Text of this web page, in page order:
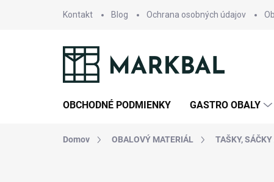
Kontakt Blog Ochrana osobných údajov
OBCHODNÉ PODMIENKY GASTRO OBALY
Domov OBALOVÝ MATERIÁL TAŠKY,